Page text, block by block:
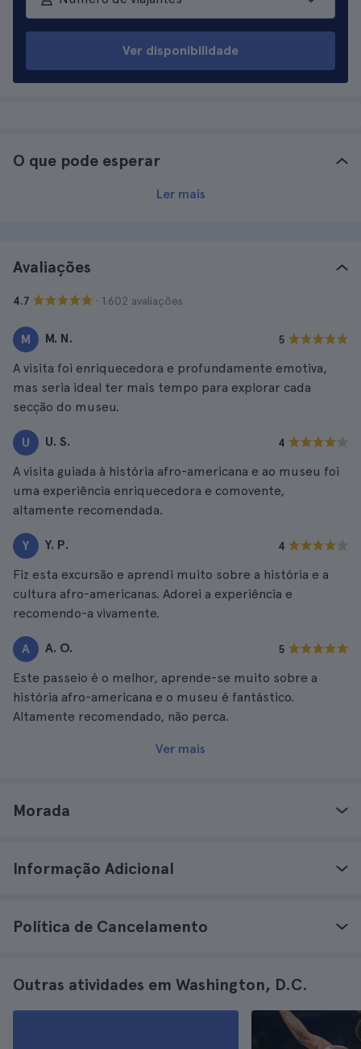
Ver disponibilidade
O que pode esperar
Ler mais
Avaliações
4.7 · 1.602 avaliações
M M. N. 5
A visita foi enriquecedora e profundamente emotiva,
mas seria ideal ter mais tempo para explorar cada
secção do museu.
U U. S. 4
A visita guiada à história afro-americana e ao museu foi
uma experiência enriquecedora e comovente,
altamente recomendada.
Y Y. P. 4
Fiz esta excursão e aprendi muito sobre a história e a
cultura afro-americanas. Adorei a experiência e
recomendo-a vivamente.
A A. O. 5
Este passeio é o melhor, aprende-se muito sobre a
história afro-americana e o museu é fantástico.
Altamente recomendado, não perca.
Ver mais
Morada
Informação Adicional
Política de Cancelamento
Outras atividades em Washington, D.C.